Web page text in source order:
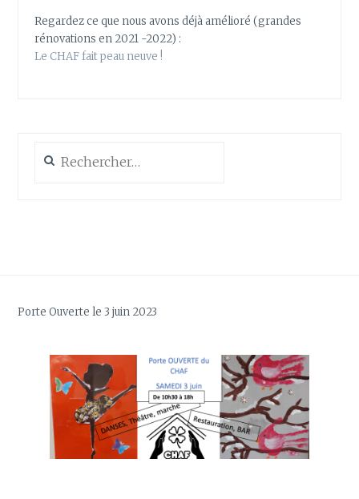
Regardez ce que nous avons déjà amélioré (grandes
rénovations en 2021 -2022) :
Le CHAF fait peau neuve !
Porte Ouverte le 3 juin 2023